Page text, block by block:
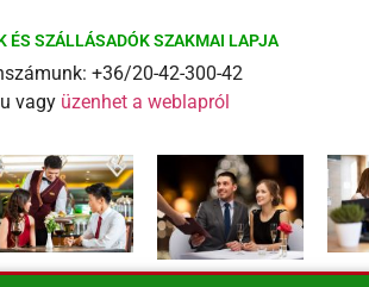
ÉS SZÁLLÁSADÓK SZAKMAI LAPJA
+36/20-42-300-42
vagy üzenhet a weblapról